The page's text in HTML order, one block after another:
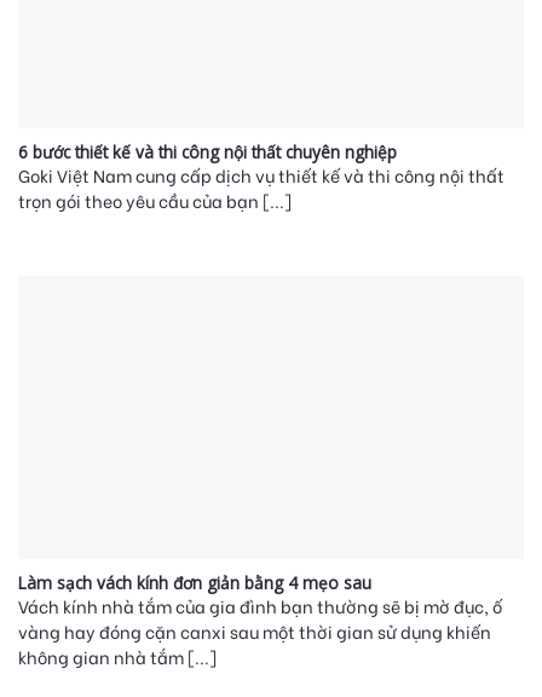
6 bước thiết kế và thi công nội thất chuyên nghiệp
Goki Việt Nam cung cấp dịch vụ thiết kế và thi công nội thất
trọn gói theo yêu cầu của bạn [...]
Làm sạch vách kính đơn giản bằng 4 mẹo sau
Vách kính nhà tắm của gia đình bạn thường sẽ bị mờ đục, ố
vàng hay đóng cặn canxi sau một thời gian sử dụng khiến
không gian nhà tắm [...]